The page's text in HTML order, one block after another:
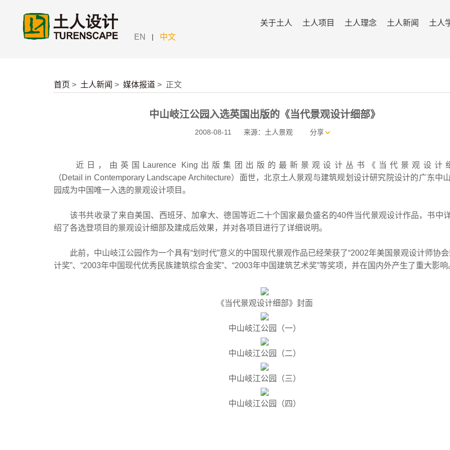
EN | 中文
关于土人 土人项目 土人理念 土人新闻 土人
首页 > 土人新闻 > 媒体报道 > 正文
中山岐江公园入选英国出版的《当代景观设计细部》
2008-08-11 来源：土人景观 分享
近日，由英国Laurence King出版集团出版的最新景观设计丛书《当代景观设计
（Detail in Contemporary Landscape Architecture）面世，北京土人景观与建筑规划设计研究院设计的广东中
园成为中国唯一入选的景观设计项目。
该书共收录了来自美国、西班牙、加拿大、德国等近二十个国家最负盛名的40件当代景观设计作品，书中
绍了各选登项目的景观设计细部及建成后效果，并对各项目进行了详细说明。
此前，中山岐江公园作为一个具有“划时代”意义的中国现代景观作品已经荣获了“2002年美国景观设计师协
计奖”、“2003年中国现代优秀民族建筑综合金奖”、“2003年中国建筑艺术奖”等奖项，并在国内外产生了重大影响
《当代景观设计细部》封面
中山岐江公园（一）
中山岐江公园（二）
中山岐江公园（三）
中山岐江公园（四）